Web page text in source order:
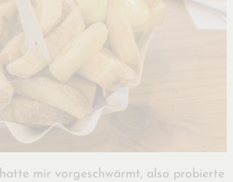
mir vorgeschwärmt, also probierte